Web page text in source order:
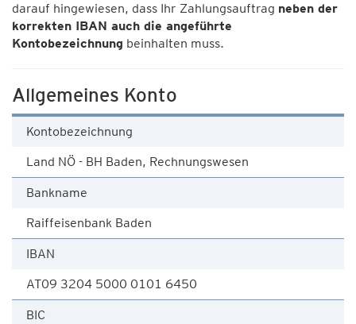
darauf hingewiesen, dass Ihr Zahlungsauftrag neben der
korrekten IBAN auch die angeführte
Kontobezeichnung beinhalten muss.
Allgemeines Konto
Kontobezeichnung
Land NÖ - BH Baden, Rechnungswesen
Bankname
Raiffeisenbank Baden
IBAN
AT09 3204 5000 0101 6450
BIC